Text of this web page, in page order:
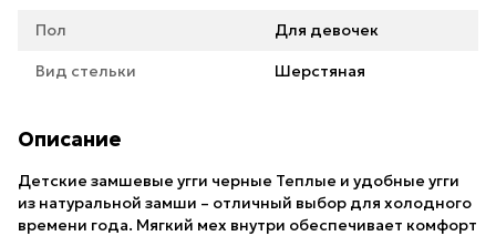
Пол Для девочек
Вид стельки Шерстяная
Описание
Детские замшевые угги черные Теплые и удобные угги
из натуральной замши – отличный выбор для холодного
времени года. Мягкий мех внутри обеспечивает комфорт